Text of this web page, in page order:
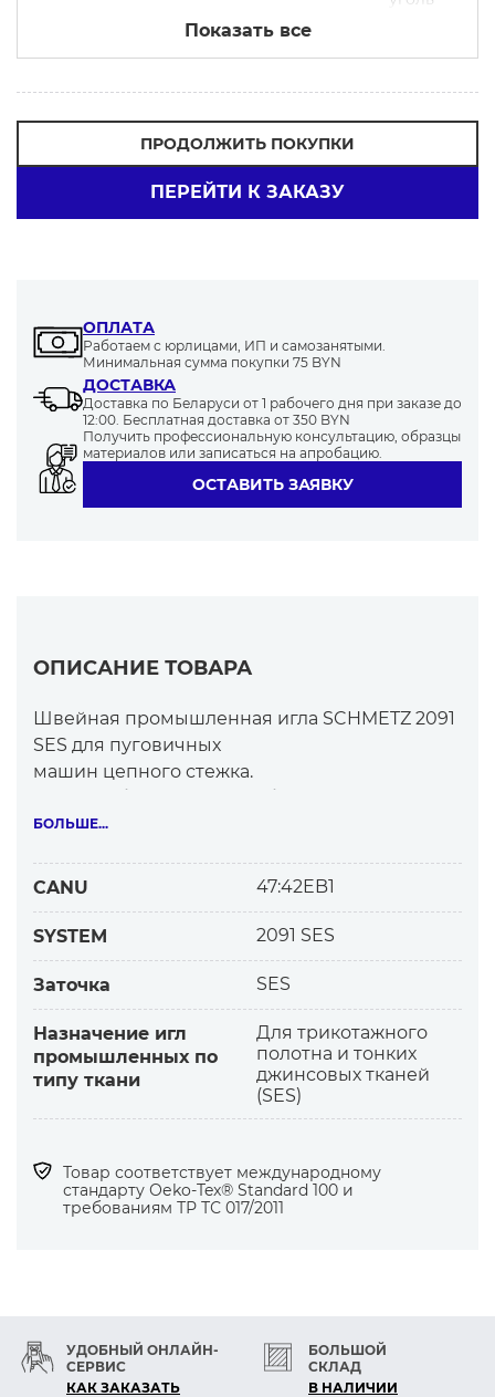
85 90 250 130 60
230 300 150 75
Показать все
ПРОДОЛЖИТЬ ПОКУПКИ
ПЕРЕЙТИ К ЗАКАЗУ
ОПЛАТА
Работаем с юрлицами, ИП и самозанятыми.
Минимальная сумма покупки 75 BYN
ДОСТАВКА
Доставка по Беларуси от 1 рабочего дня при заказе до
12:00. Бесплатная доставка от 350 BYN
Получить профессиональную консультацию, образцы
материалов или записаться на апробацию.
ОСТАВИТЬ ЗАЯВКУ
ОПИСАНИЕ ТОВАРА
Швейная промышленная игла SCHMETZ 2091
SES для пуговичных
машин цепного стежка.
иглы.
трикотажного полотна.
Рекомендуется для материалов
— Тонкий и средний трикотаж, особенно
джерси.
— Легкие, плотные ткани — микроволокно,
щелк, искусственные шелк (или «SPI»).
— Костюмные, пальтовые и легкие
джинсовые ткани.
текстиль).
Особенности и выгоды использования иглы
— Не повреждает материал, пуговицу и
нитку.
БОЛЬШЕ...
CANU 47:42EB1
SYSTEM 2091 SES
Заточка SES
Назначение игл
промышленных по
типу ткани
Для трикотажного
полотна и тонких
джинсовых тканей
(SES)
Товар соответствует международному
стандарту Оеko-Tex® Standard 100 и
требованиям ТР ТС 017/2011
УДОБНЫЙ ОНЛАЙН-
СЕРВИС
КАК ЗАКАЗАТЬ
БОЛЬШОЙ
СКЛАД
В НАЛИЧИИ